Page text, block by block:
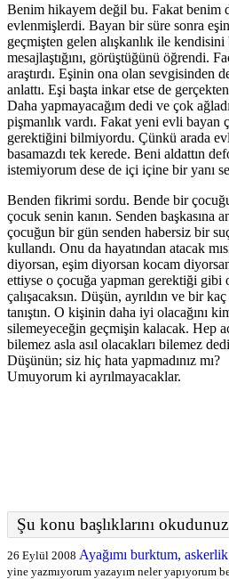
Benim hikayem değil bu. Fakat benim
evlenmişlerdi. Bayan bir süre sonra
geçmişten gelen alışkanlık ile kendisini
mesajlaştığını, görüştüğünü öğrendi.
araştırdı. Eşinin ona olan sevgisinden
anlattı. Eşi başta inkar etse de
Daha yapmayacağım dedi ve çok
pişmanlık vardı. Fakat yeni evli bayan
gerektiğini bilmiyordu. Çünkü arada
basamazdı tek kerede. Beni aldattın
istemiyorum dese de içi içine bir yanı
Benden fikrimi sordu. Bende bir
çocuk senin kanın. Senden başkasına
çocuğun bir gün senden habersiz bir
kullandı. Onu da hayatından atacak
diyorsan, eşim diyorsan kocam
ettiyse o çocuğa yapman gerektiği gibi
çalışacaksın. Düşün, ayrıldın ve bir
tanıştın. O kişinin daha iyi olacağını
silemeyeceğin geçmişin kalacak. Hep
bilemez asla asıl olacakları bilemez
Düşünün; siz hiç hata yapmadınız mı?
Umuyorum ki ayrılmayacaklar.
Şu konu başlıklarını
26 Eylül 2008 Ayağımı burktum,
yine yazmıyorum yazayım neler yapıyorum